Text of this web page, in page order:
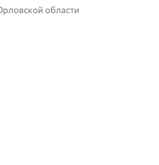
области